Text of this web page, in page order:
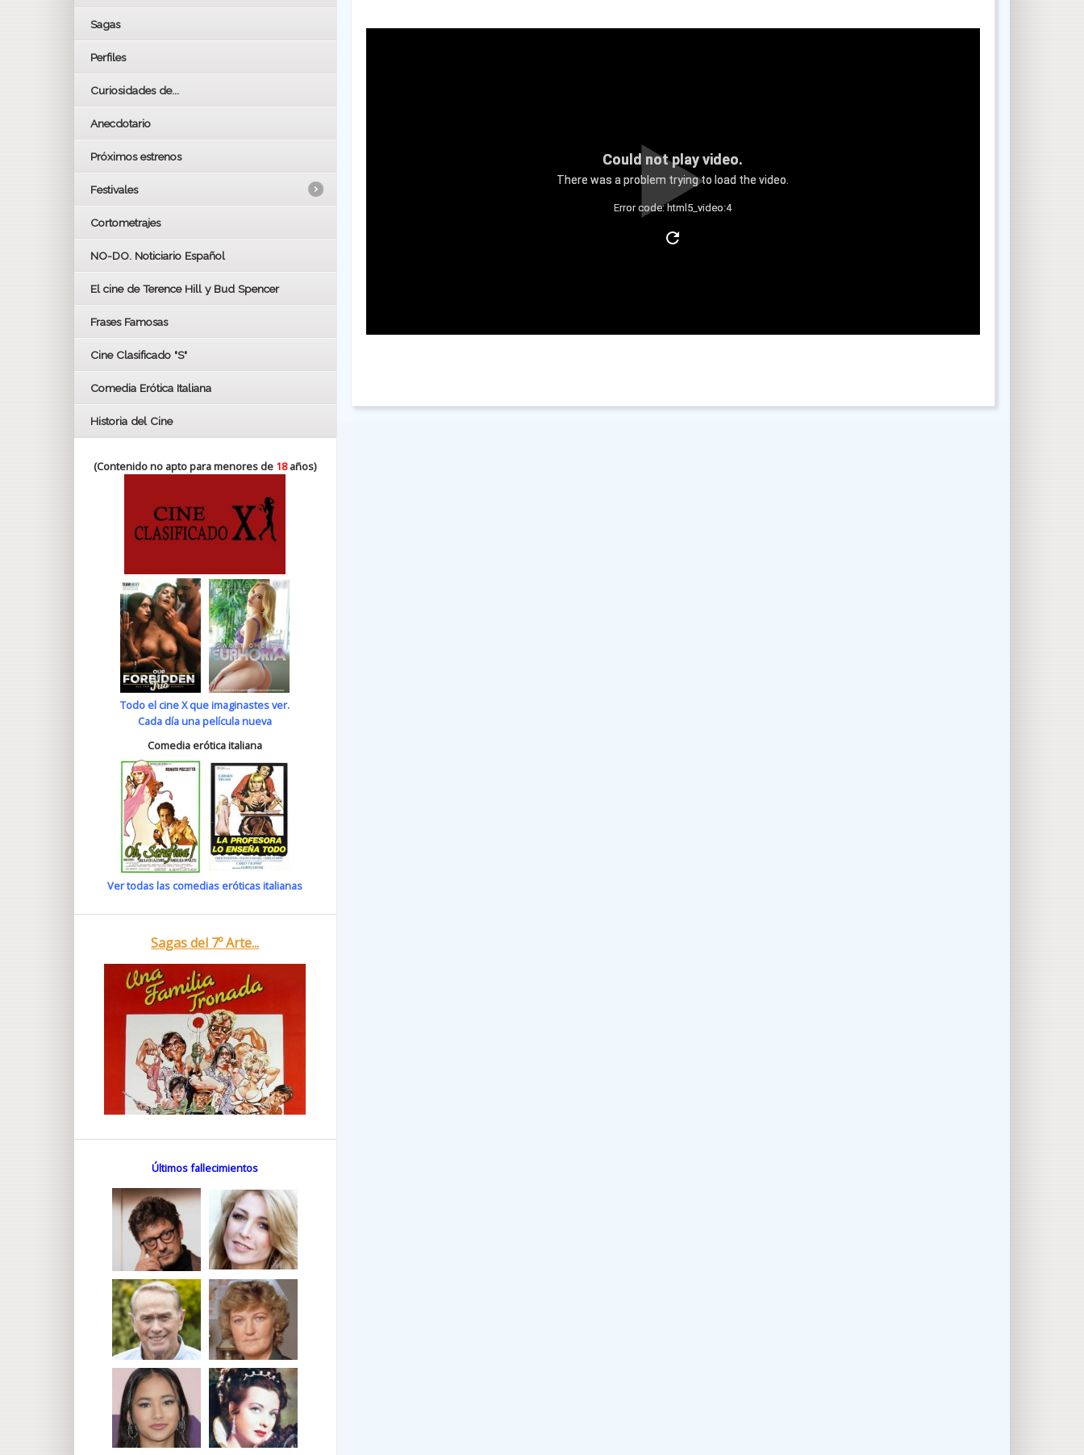
Could not play video.
There was a problem trying to load the video.
Error code: html5_video:4
Sagas
Perfiles
Curiosidades de...
Anecdotario
Próximos estrenos
Festivales
LOS OSCARS
BAFTA
Cortometrajes
NO-DO. Noticiario Español
El cine de Terence Hill y Bud Spencer
Frases Famosas
Cine Clasificado "S"
Comedia Erótica Italiana
Historia del Cine
(Contenido no apto para menores de 18años)
Todo el cine X que imaginastes ver.
Cada día una película nueva
Comedia erótica italiana
Ver todas las comedias eróticas italianas
Sagas del 7º Arte...
Últimos fallecimientos